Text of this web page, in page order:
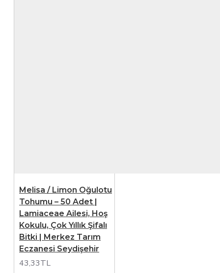
Melisa / Limon Oğulotu
Tohumu – 50 Adet |
Lamiaceae Ailesi, Hoş
Kokulu, Çok Yıllık Şifalı
Bitki | Merkez Tarım
Eczanesi Seydişehir
43,33TL